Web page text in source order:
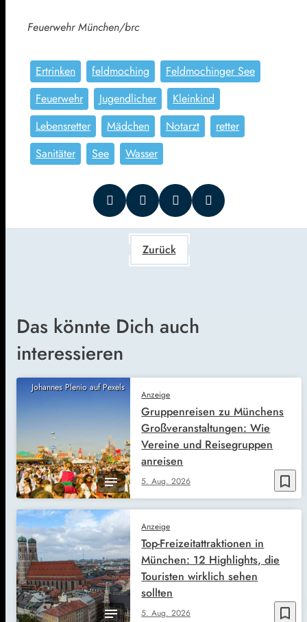
Feuerwehr München/brc
Ertrinken feldmoching
Feldmochinger See
Feuerwehr
Jugendlicher
Kleinkind
Lebensretter
Mädchen Notarzt
retter
Sanitäter
See Wasser
Zurück
Das könnte Dich auch
interessieren
Johannes Plenio auf Pexels
bookmark_border
Anzeige
5. Aug. 2026
Gruppenreisen zu Münchens
Großveranstaltungen: Wie
Vereine und Reisegruppen
anreisen
bookmark_border
Anzeige
5. Aug. 2026
Top-Freizeitattraktionen in
München: 12 Highlights, die
Touristen wirklich sehen
sollten